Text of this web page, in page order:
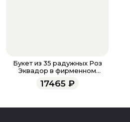
Букет из 35 радужных Роз
Эквадор в фирменном
оформлении
17465₽